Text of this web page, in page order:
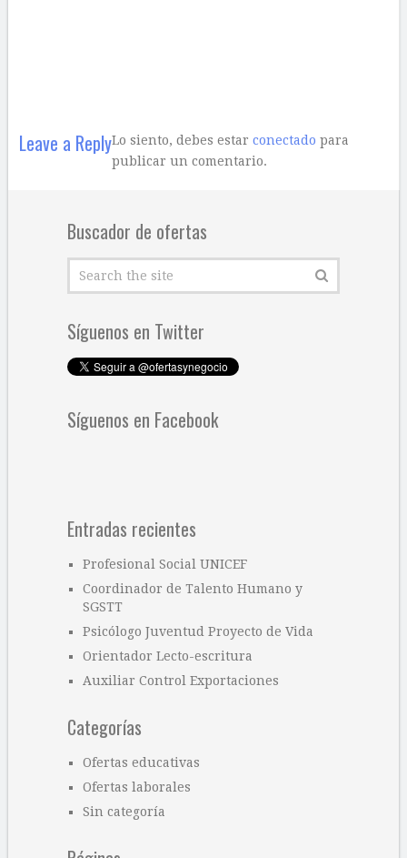
Leave a ReplyLo siento, debes estar conectado para
publicar un comentario.
Buscador de ofertas
Síguenos en Twitter
Síguenos en Facebook
Entradas recientes
Profesional Social UNICEF
Coordinador de Talento Humano y
SGSTT
Psicólogo Juventud Proyecto de Vida
Orientador Lecto-escritura
Auxiliar Control Exportaciones
Categorías
Ofertas educativas
Ofertas laborales
Sin categoría